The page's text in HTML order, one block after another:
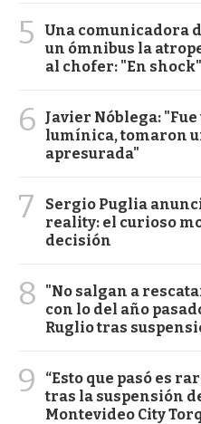
5
Una comunicadora
un ómnibus la
al chofer: "En shock"
6
Javier Nóblega:
lumínica, tomaron
apresurada"
7
Sergio Puglia
reality: el curioso
decisión
8
"No salgan a
con lo del año
Ruglio tras
9
“Esto que pasó es
tras la suspensión
Montevideo City